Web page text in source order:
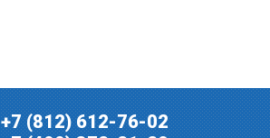
+7 (812) 612-76-02